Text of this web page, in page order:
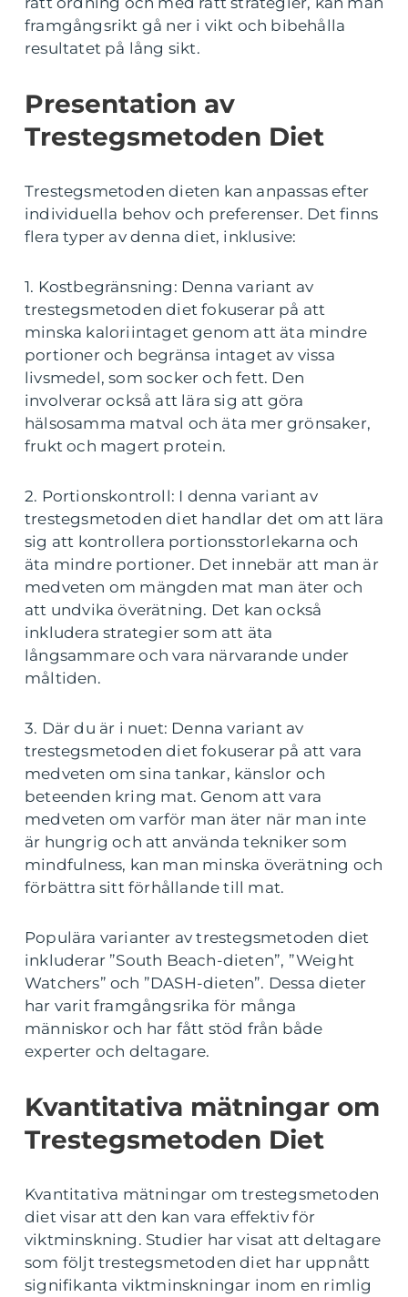
framgångsrikt gå ner i vikt och bibehålla
resultatet på lång sikt.
Presentation av
Trestegsmetoden Diet
Trestegsmetoden dieten kan anpassas efter
individuella behov och preferenser. Det finns
flera typer av denna diet, inklusive:
1. Kostbegränsning: Denna variant av
trestegsmetoden diet fokuserar på att
minska kaloriintaget genom att äta mindre
portioner och begränsa intaget av vissa
livsmedel, som socker och fett. Den
involverar också att lära sig att göra
hälsosamma matval och äta mer grönsaker,
frukt och magert protein.
2. Portionskontroll: I denna variant av
trestegsmetoden diet handlar det om att lära
sig att kontrollera portionsstorlekarna och
äta mindre portioner. Det innebär att man är
medveten om mängden mat man äter och
att undvika överätning. Det kan också
inkludera strategier som att äta
långsammare och vara närvarande under
måltiden.
3. Där du är i nuet: Denna variant av
trestegsmetoden diet fokuserar på att vara
medveten om sina tankar, känslor och
beteenden kring mat. Genom att vara
medveten om varför man äter när man inte
är hungrig och att använda tekniker som
mindfulness, kan man minska överätning och
förbättra sitt förhållande till mat.
Populära varianter av trestegsmetoden diet
inkluderar ”South Beach-dieten”, ”Weight
Watchers” och ”DASH-dieten”. Dessa dieter
har varit framgångsrika för många
människor och har fått stöd från både
experter och deltagare.
Kvantitativa mätningar om
Trestegsmetoden Diet
Kvantitativa mätningar om trestegsmetoden
diet visar att den kan vara effektiv för
viktminskning. Studier har visat att deltagare
som följt trestegsmetoden diet har uppnått
signifikanta viktminskningar inom en rimlig